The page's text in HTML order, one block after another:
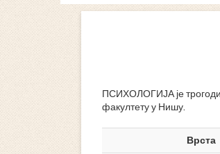
ПСИХОЛОГИЈА је
факултету у Нишу.
Врста